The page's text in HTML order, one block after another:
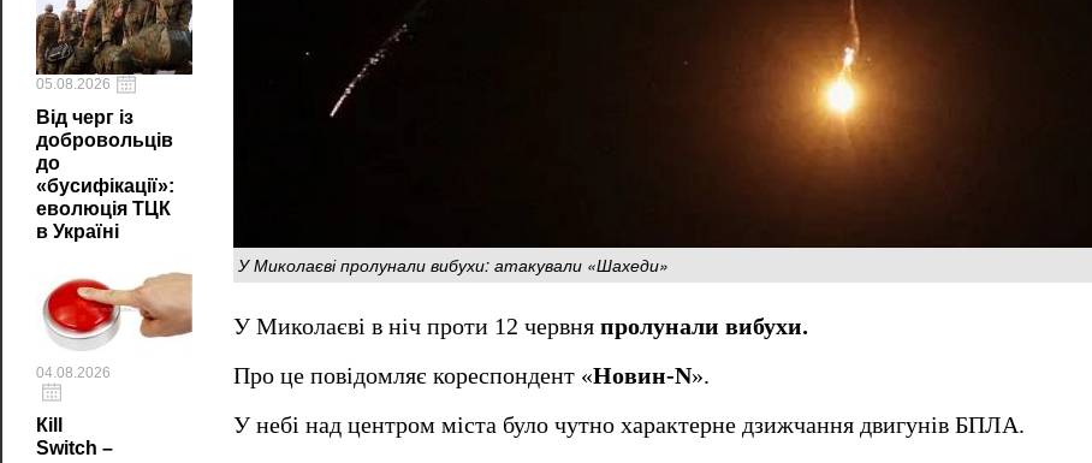
05.08.2026
Від черг із
добровольців
до
«бусифікації»:
еволюція ТЦК
в Україні
04.08.2026
Кill
Switch –
У Миколаєві пролунали вибухи: атакували «Шахеди»
У Миколаєві в ніч проти 12 червня пролунали вибухи.
Про це повідомляє кореспондент «Новин-N».
У небі над центром міста було чутно характерне дзижчання двигунів БПЛА.